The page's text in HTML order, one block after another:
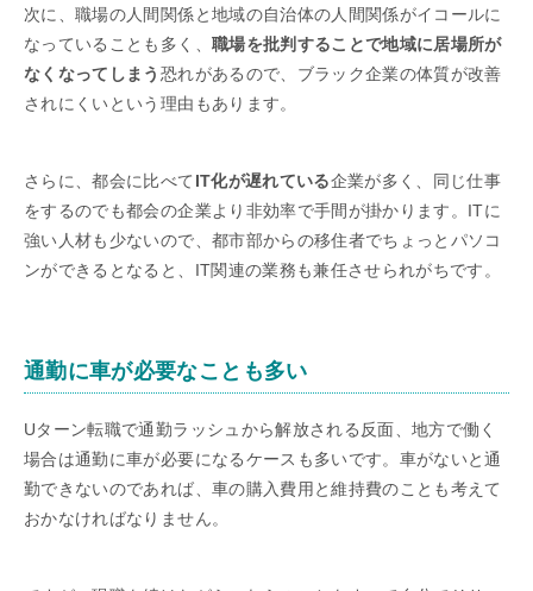
次に、職場の人間関係と地域の自治体の人間関係がイコールに
なっていることも多く、 職場を批判することで地域に居場所が
なくなってしまう 恐れがあるので、ブラック企業の体質が改善
されにくいという理由もあります。
さらに、都会に比べて IT化が遅れている企業が多く、同じ仕事
をするのでも都会の企業より非効率で手間が掛かります。ITに
強い人材も少ないので、都市部からの移住者でちょっとパソコ
ンができるとなると、IT関連の業務も兼任させられがちです。
通勤に車が必要なことも多い
Uターン転職で通勤ラッシュから解放される反面、地方で働く
場合は通勤に車が必要になるケースも多いです。車がないと通
勤できないのであれば、車の購入費用と維持費のことも考えて
おかなければなりません。